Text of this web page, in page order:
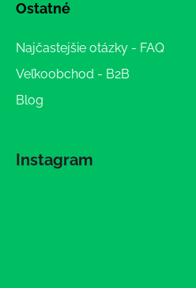
Ostatné
Najčastejšie otázky - FAQ
Veľkoobchod - B2B
Blog
Instagram